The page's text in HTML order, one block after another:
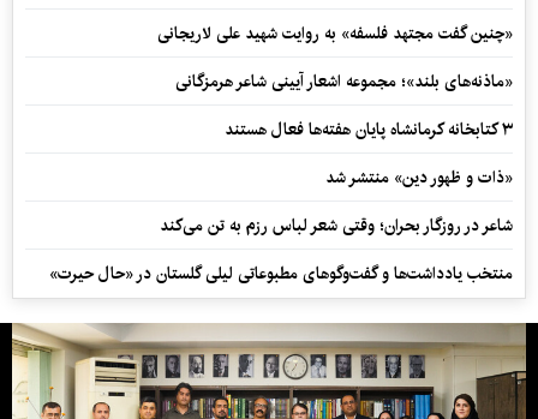
«چنین گفت مجتهد فلسفه» به روایت شهید علی لاریجانی
«ماذنه‌های بلند»؛ مجموعه اشعار آیینی شاعر هرمزگانی
۳ کتابخانه کرمانشاه پایان هفته‌ها فعال هستند
«ذات و ظهور دین» منتشر شد
شاعر در روزگار بحران؛ وقتی شعر لباس رزم به تن می‌کند
منتخب یادداشت‌ها و گفت‌وگوهای مطبوعاتی لیلی گلستان در «حال حیرت»